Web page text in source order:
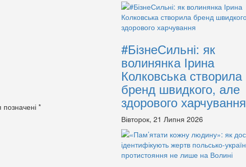
позначені *
#БізнеСильні: як
волинянка Ірина
Колковська створила
бренд швидкого, але
здорового харчування
Вівторок, 21 Липня 2026